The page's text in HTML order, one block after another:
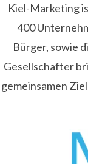
Kiel-Marketing
400
Bürger, sowie
Gesellschafter
gemeinsamen